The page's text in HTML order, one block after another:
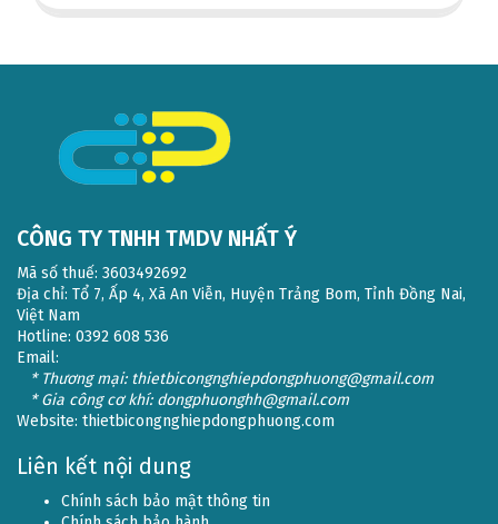
CÔNG TY TNHH TMDV NHẤT Ý
Mã số thuế: 3603492692
Địa chỉ: Tổ 7, Ấp 4, Xã An Viễn, Huyện Trảng Bom, Tỉnh Đồng Nai,
Việt Nam
Hotline: 0392 608 536
Email:
* Thương mại: thietbicongnghiepdongphuong@gmail.com
* Gia công cơ khí: dongphuonghh@gmail.com
Website: thietbicongnghiepdongphuong.com
Liên kết nội dung
Chính sách bảo mật thông tin